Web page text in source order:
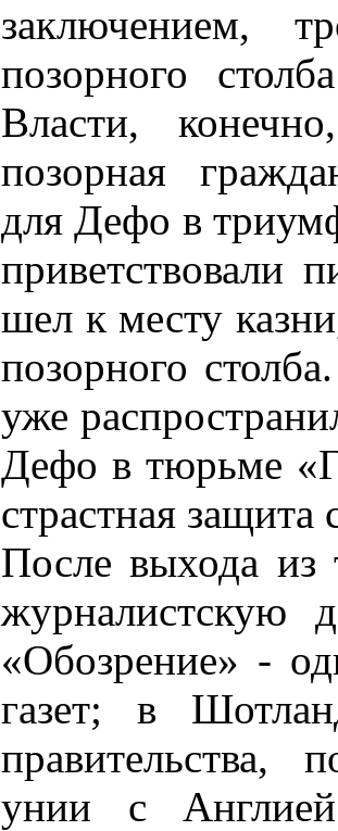
заключением,
позорного
Власти,
позорная
для Дефо в
приветствовали
шел к месту
позорного
уже
Дефо в тюрьме
страстная защита
После выхода
журналистскую
«Обозрение» -
газет; в
правительства,
унии с